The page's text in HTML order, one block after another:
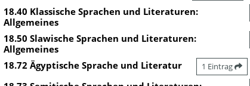
18.40 Klassische Sprachen und Literaturen:
Allgemeines
18.50 Slawische Sprachen und Literaturen:
Allgemeines
18.72 Ägyptische Sprache und Literatur 1 Eintrag